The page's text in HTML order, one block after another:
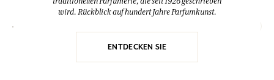
wird. Rückblick auf hundert Jahre Parfumkunst.
ENTDECKEN SIE